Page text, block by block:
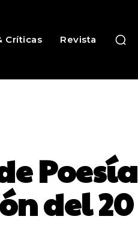
Críticas Revista
del 20